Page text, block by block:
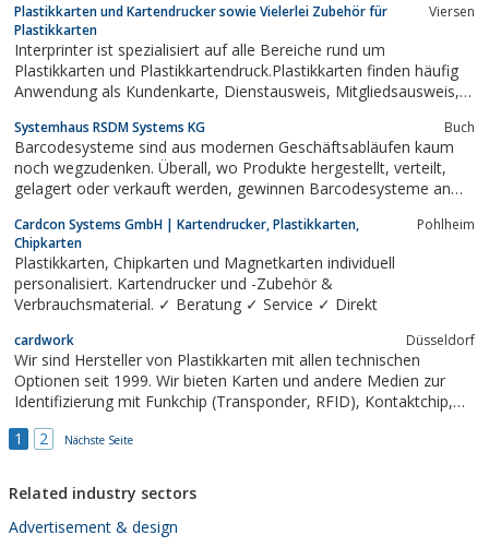
Plastikkarten und Kartendrucker sowie Vielerlei Zubehör für
Plastikkarten
Viersen
Interprinter ist spezialisiert auf alle Bereiche rund um
Plastikkarten und Plastikkartendruck.Plastikkarten finden häufig
Anwendung als Kundenkarte, Dienstausweis, Mitgliedsausweis,
usw.Kontaktieren Sie uns, wenn Sie gleich welche Informationen
rund um Plastikkarten...
Systemhaus RSDM Systems KG Buch
Barcodesysteme sind aus modernen Geschäftsabläufen kaum
noch wegzudenken. Überall, wo Produkte hergestellt, verteilt,
gelagert oder verkauft werden, gewinnen Barcodesysteme an
und Arbeit effizient zu machen. RSDM-Systems bietet Ihnen ein
breite Produktpalette alles...
Cardcon Systems GmbH | Kartendrucker, Plastikkarten,
Chipkarten
Pohlheim
Plastikkarten, Chipkarten und Magnetkarten individuell
personalisiert. Kartendrucker und -Zubehör &
Verbrauchsmaterial. ✓ Beratung ✓ Service ✓ Direkt
cardwork Düsseldorf
Wir sind Hersteller von Plastikkarten mit allen technischen
Optionen seit 1999. Wir bieten Karten und andere Medien zur
Identifizierung mit Funkchip (Transponder, RFID), Kontaktchip,
wir Ihnen auch bei der Konzeptionierung, der Gestaltung und der
1 2 Nächste Seite
Related industry sectors
Advertisement & design